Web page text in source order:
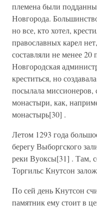
племена были
Новгорода.
но все, кто хотел,
православных карел
составляли не менее 20
Новгородская
креститься, но
посылала миссионеров,
монастыри, как,
монастырь[30] .
Летом 1293 года
берегу Выборгского
реки Вуоксы[31] . Там,
Торгильс Кнутсон
По сей день Кнутсон
памятник ему стоит в